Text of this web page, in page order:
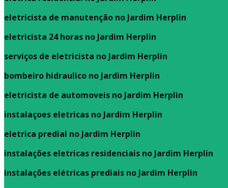
eletricista de manutenção no Jardim Herplin
eletricista 24 horas no Jardim Herplin
serviços de eletricista no Jardim Herplin
bombeiro hidraulico no Jardim Herplin
eletricista de automoveis no Jardim Herplin
instalaçoes eletricas no Jardim Herplin
eletrica predial no Jardim Herplin
instalações eletricas residenciais no Jardim Herplin
instalações elétricas prediais no Jardim Herplin